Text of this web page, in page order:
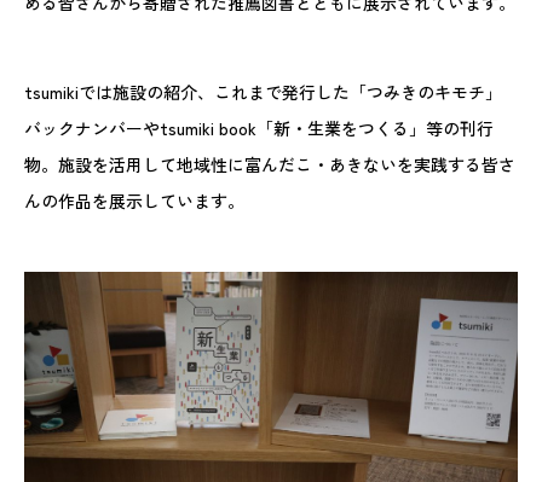
tsumikiでは施設の紹介、これまで発行した「つみきのキモチ」
バックナンバーやtsumiki book「新・生業をつくる」等の刊行
物。施設を活用して地域性に富んだこ・あきないを実践する皆さ
んの作品を展示しています。